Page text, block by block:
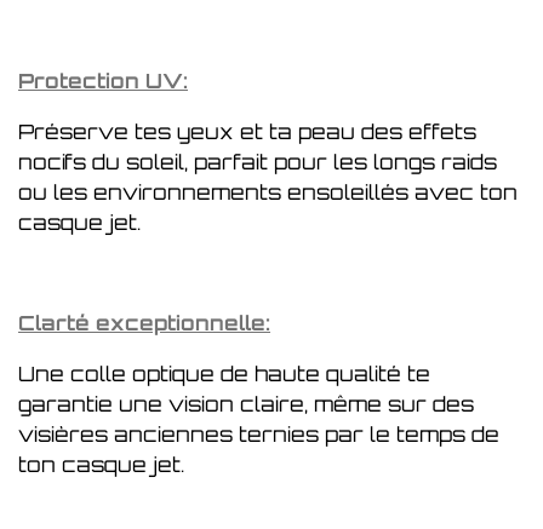
Protection UV:
Préserve tes yeux et ta peau des effets
nocifs du soleil, parfait pour les longs raids
ou les environnements ensoleillés avec ton
casque jet.
Clarté exceptionnelle:
Une colle optique de haute qualité te
garantie une vision claire, même sur des
visières anciennes ternies par le temps de
ton casque jet.